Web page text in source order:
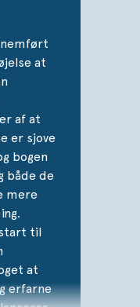
at
af at
er sjove
bogen
både de
mere
til
at
erfarne